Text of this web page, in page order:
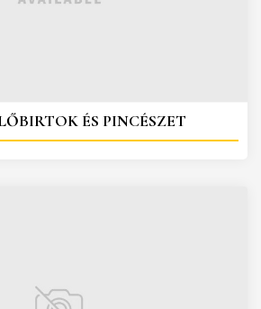
ÉS PINCÉSZET